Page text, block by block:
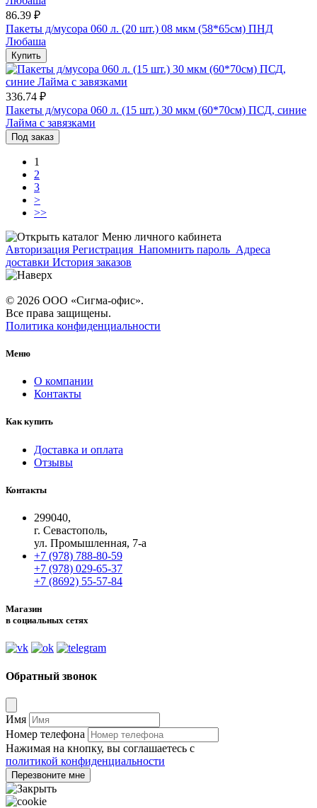
86.39 ₽
Пакеты д/мусора 060 л. (20 шт.) 08 мкм (58*65см) ПНД
Любаша
Купить
336.74 ₽
Пакеты д/мусора 060 л. (15 шт.) 30 мкм (60*70см) ПСД, синие
Лайма с завязками
Под заказ
1
2
3
>
>>
Меню личного кабинета
Авторизация Регистрация Напомнить пароль Адреса
доставки История заказов
© 2026 ООО «Сигма-офис».
Все права защищены.
Политика конфиденциальности
Меню
О компании
Контакты
Как купить
Доставка и оплата
Отзывы
Контакты
299040,
г. Севастополь,
ул. Промышленная, 7-а
+7 (978) 788-80-59
+7 (978) 029-65-37
+7 (8692) 55-57-84
Магазин
в социальных сетях
Обратный звонок
Имя
Номер телефона
Нажимая на кнопку, вы соглашаетесь с
политикой конфиденциальности
Перезвоните мне